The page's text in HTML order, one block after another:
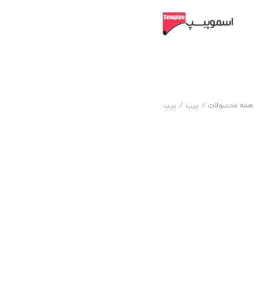
همه محصولات / پیپ / پیپ